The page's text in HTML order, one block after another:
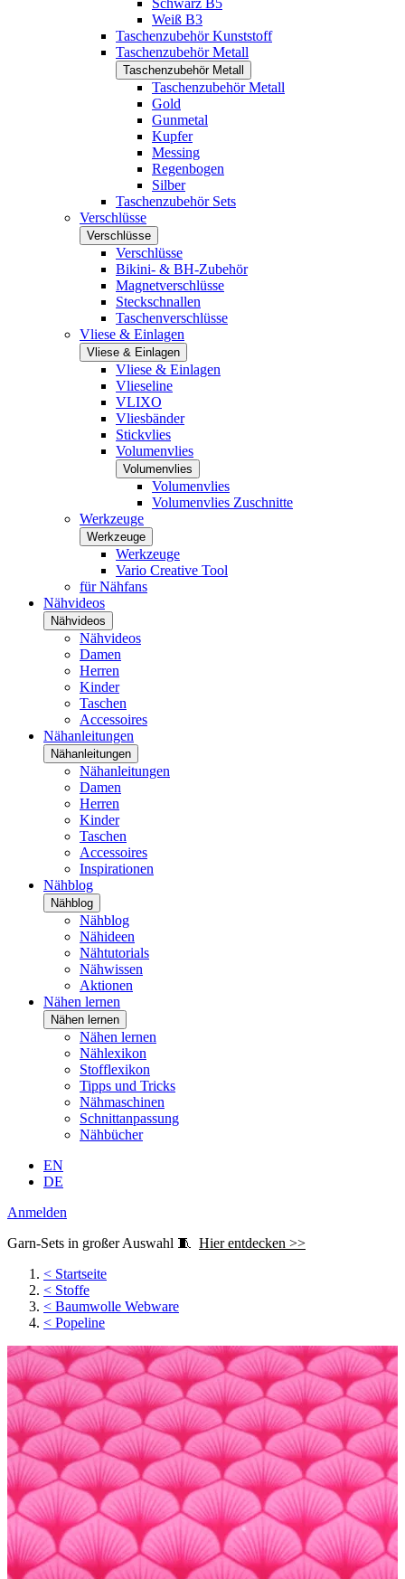
Schwarz B5
Weiß B3
Taschenzubehör Kunststoff
Taschenzubehör Metall
Taschenzubehör Metall
Taschenzubehör Metall
Gold
Gunmetal
Kupfer
Messing
Regenbogen
Silber
Taschenzubehör Sets
Verschlüsse
Verschlüsse
Verschlüsse
Bikini- & BH-Zubehör
Magnetverschlüsse
Steckschnallen
Taschenverschlüsse
Vliese & Einlagen
Vliese & Einlagen
Vliese & Einlagen
Vlieseline
VLIXO
Vliesbänder
Stickvlies
Volumenvlies
Volumenvlies
Volumenvlies
Volumenvlies Zuschnitte
Werkzeuge
Werkzeuge
Werkzeuge
Vario Creative Tool
für Nähfans
Nähvideos
Nähvideos
Nähvideos
Damen
Herren
Kinder
Taschen
Accessoires
Nähanleitungen
Nähanleitungen
Nähanleitungen
Damen
Herren
Kinder
Taschen
Accessoires
Inspirationen
Nähblog
Nähblog
Nähblog
Nähideen
Nähtutorials
Nähwissen
Aktionen
Nähen lernen
Nähen lernen
Nähen lernen
Nählexikon
Stofflexikon
Tipps und Tricks
Nähmaschinen
Schnittanpassung
Nähbücher
EN
DE
Anmelden
Garn-Sets in großer Auswahl 🧵 Hier entdecken >>
< Startseite
< Stoffe
< Baumwolle Webware
< Popeline